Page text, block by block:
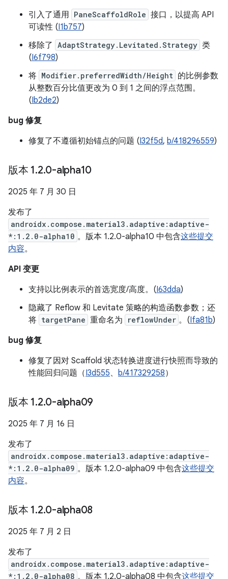
引入了通用 PaneScaffoldRole 接口，以提高 API
可读性 (I1b757)
移除了 AdaptStrategy.Levitated.Strategy 类
(I6f798)
将 Modifier.preferredWidth/Height 的比例参数
从整数百分比值更改为 0 到 1 之间的浮点范围。
(Ib2de2)
bug 修复
修复了不遵循初始锚点的问题 (I32f5d, b/418296559)
版本 1.2.0-alpha10
2025 年 7 月 30 日
发布了
androidx.compose.material3.adaptive:adaptive-
*:1.2.0-alpha10 。版本 1.2.0-alpha10 中包含这些提交
内容。
API 变更
支持以比例表示的首选宽度/高度。(I63dda)
隐藏了 Reflow 和 Levitate 策略的构造函数参数；还
将 targetPane 重命名为 reflowUnder 。(Ifa81b)
bug 修复
修复了因对 Scaffold 状态转换进度进行快照而导致的
性能回归问题（I3d555、 b/417329258）
版本 1.2.0-alpha09
2025 年 7 月 16 日
发布了
androidx.compose.material3.adaptive:adaptive-
*:1.2.0-alpha09 。版本 1.2.0-alpha09 中包含这些提交
内容。
版本 1.2.0-alpha08
2025 年 7 月 2 日
发布了
androidx.compose.material3.adaptive:adaptive-
*:1.2.0-alpha08 。版本 1.2.0-alpha08 中包含这些提交